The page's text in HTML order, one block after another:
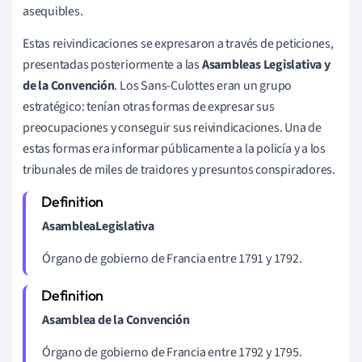
asequibles.
Estas reivindicaciones se expresaron a través de peticiones,
presentadas posteriormente a lasAsambleas Legislativa y
de la Convención. Los Sans-Culottes eran un grupo
estratégico: tenían otras formas de expresar sus
preocupaciones y conseguir sus reivindicaciones. Una de
estas formas era informar públicamente a la policía y a los
tribunales de miles de traidores y presuntos conspiradores.
AsambleaLegislativa
Órgano de gobierno de Francia entre 1791 y 1792.
Asamblea de la Convención
Órgano de gobierno de Francia entre 1792 y 1795.